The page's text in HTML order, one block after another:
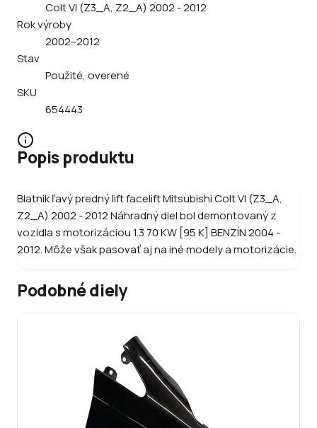
Colt VI (Z3_A, Z2_A) 2002 - 2012
Rok výroby
2002–2012
Stav
Použité, overené
SKU
654443
Popis produktu
Blatník ľavý predný lift facelift Mitsubishi Colt VI (Z3_A,
Z2_A) 2002 - 2012 Náhradný diel bol demontovaný z
vozidla s motorizáciou 1.3 70 KW [95 K] BENZÍN 2004 -
2012. Môže však pasovať aj na iné modely a motorizácie.
Podobné diely